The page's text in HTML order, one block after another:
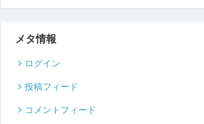
メタ情報
ログイン
投稿フィード
コメントフィード